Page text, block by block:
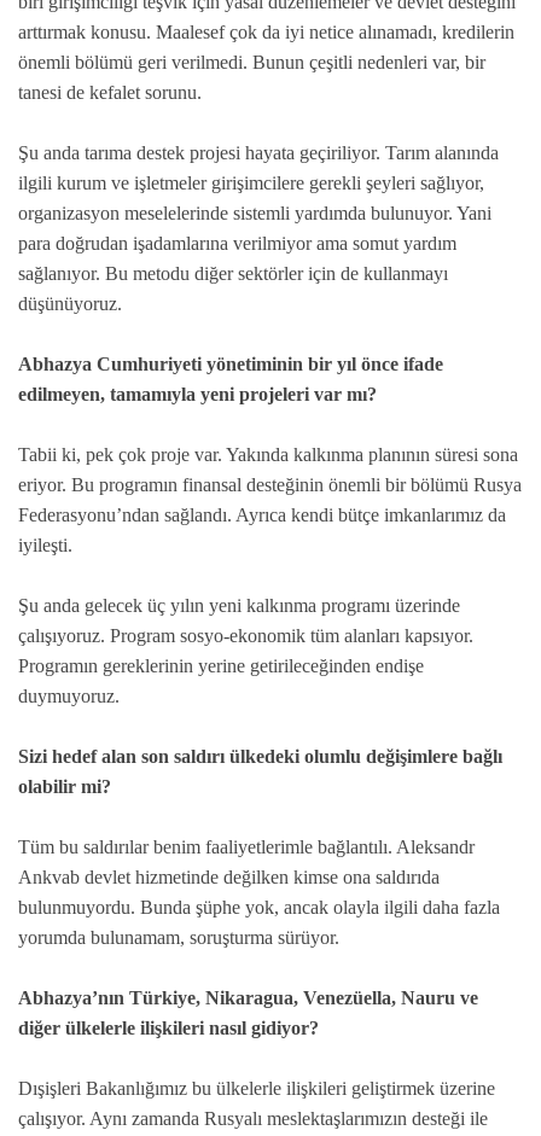
arttırmak konusu. Maalesef çok da iyi netice alınamadı, kredilerin
önemli bölümü geri verilmedi. Bunun çeşitli nedenleri var, bir
tanesi de kefalet sorunu.
Şu anda tarıma destek projesi hayata geçiriliyor. Tarım alanında
ilgili kurum ve işletmeler girişimcilere gerekli şeyleri sağlıyor,
organizasyon meselelerinde sistemli yardımda bulunuyor. Yani
para doğrudan işadamlarına verilmiyor ama somut yardım
sağlanıyor. Bu metodu diğer sektörler için de kullanmayı
düşünüyoruz.
Abhazya Cumhuriyeti yönetiminin bir yıl önce ifade
edilmeyen, tamamıyla yeni projeleri var mı?
Tabii ki, pek çok proje var. Yakında kalkınma planının süresi sona
eriyor. Bu programın finansal desteğinin önemli bir bölümü Rusya
Federasyonu’ndan sağlandı. Ayrıca kendi bütçe imkanlarımız da
iyileşti.
Şu anda gelecek üç yılın yeni kalkınma programı üzerinde
çalışıyoruz. Program sosyo-ekonomik tüm alanları kapsıyor.
Programın gereklerinin yerine getirileceğinden endişe
duymuyoruz.
Sizi hedef alan son saldırı ülkedeki olumlu değişimlere bağlı
olabilir mi?
Tüm bu saldırılar benim faaliyetlerimle bağlantılı. Aleksandr
Ankvab devlet hizmetinde değilken kimse ona saldırıda
bulunmuyordu. Bunda şüphe yok, ancak olayla ilgili daha fazla
yorumda bulunamam, soruşturma sürüyor.
Abhazya’nın Türkiye, Nikaragua, Venezüella, Nauru ve
diğer ülkelerle ilişkileri nasıl gidiyor?
Dışişleri Bakanlığımız bu ülkelerle ilişkileri geliştirmek üzerine
çalışıyor. Aynı zamanda Rusyalı meslektaşlarımızın desteği ile